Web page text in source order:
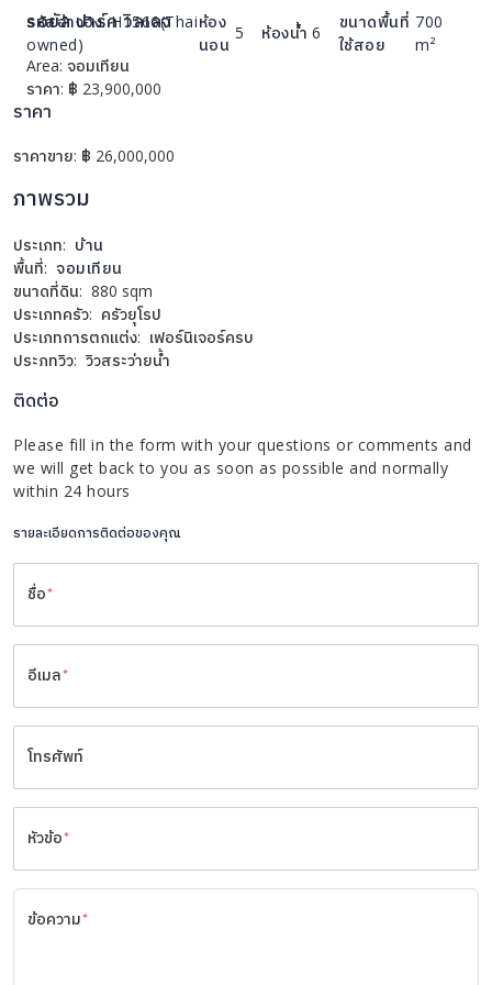
รหัสอ้างอิง: H1566(Thai
owned)
ห้อง
นอน
5 ห้องน้ำ 6
ขนาดพื้นที่
ใช้สอย
700
m²
รอยัล ปาร์ค วิลเลจ
Area: จอมเทียน
ราคา: ฿ 23,900,000
ราคา
ราคาขาย: ฿ 26,000,000
ภาพรวม
ประเภท: บ้าน
พื้นที่: จอมเทียน
ขนาดที่ดิน: 880 sqm
ประเภทครัว: ครัวยุโรป
ประเภทการตกแต่ง: เฟอร์นิเจอร์ครบ
ประภทวิว: วิวสระว่ายน้ำ
ติดต่อ
Please fill in the form with your questions or comments and
we will get back to you as soon as possible and normally
within 24 hours
รายละเอียดการติดต่อของคุณ
ชื่อ*
อีเมล*
โทรศัพท์
หัวข้อ*
ข้อความ*